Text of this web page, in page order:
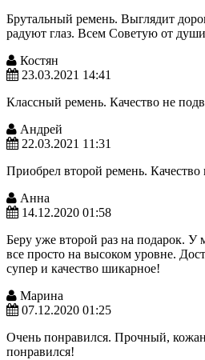
Брутальный ремень. Выглядит
радуют глаз. Всем Советую от
Костян
23.03.2021 14:41
Классный ремень. Качество не
Андрей
22.03.2021 11:31
Приобрел второй ремень. Качество
Анна
14.12.2020 01:58
Беру уже второй раз на подарок. У
все просто на высоком уровне.
супер и качество шикарное!
Марина
07.12.2020 01:25
Очень понравился. Прочный,
понравился!